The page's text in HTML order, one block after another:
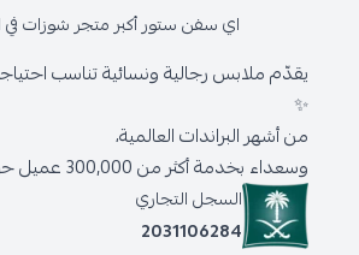
اي سفن ستور أكبر متجر شوزات
يقدّم ملابس رجالية ونسائية تناسب
✨
من أشهر البراندات العالمية،
وسعداء بخدمة أكثر من 300,000 عميل حول المملكة.
السجل التجاري
2031106284